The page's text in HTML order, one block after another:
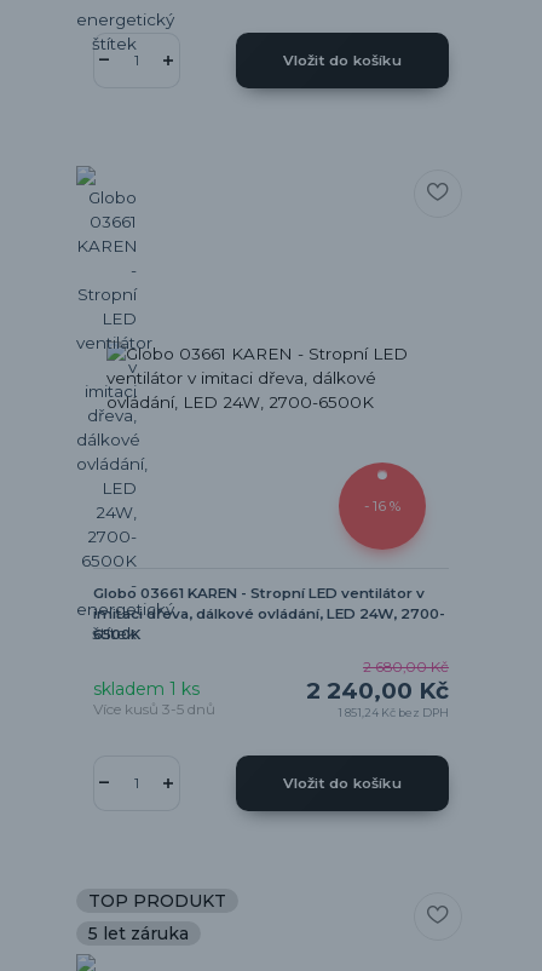
Vložit do košíku
- 16 %
Globo 03661 KAREN - Stropní LED ventilátor v
imitaci dřeva, dálkové ovládání, LED 24W, 2700-
6500K
2 680,00 Kč
2 240,00 Kč
1 851,24 Kč bez DPH
skladem 1 ks
Více kusů 3-5 dnů
Vložit do košíku
TOP PRODUKT
5 let záruka